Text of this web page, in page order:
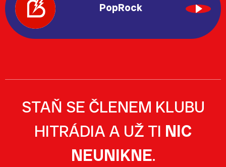
PopRock
STAŇ SE ČLENEM KLUBU
HITRÁDIA A UŽ TI NIC
NEUNIKNE.